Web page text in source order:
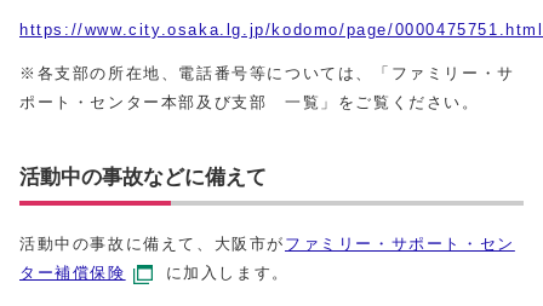
https://www.city.osaka.lg.jp/kodomo/page/0000475751.html
※各支部の所在地、電話番号等については、「ファミリー・サ
ポート・センター本部及び支部 一覧」をご覧ください。
活動中の事故などに備えて
活動中の事故に備えて、大阪市が ファミリー・サポート・セン
ター補償保険
に加入します。